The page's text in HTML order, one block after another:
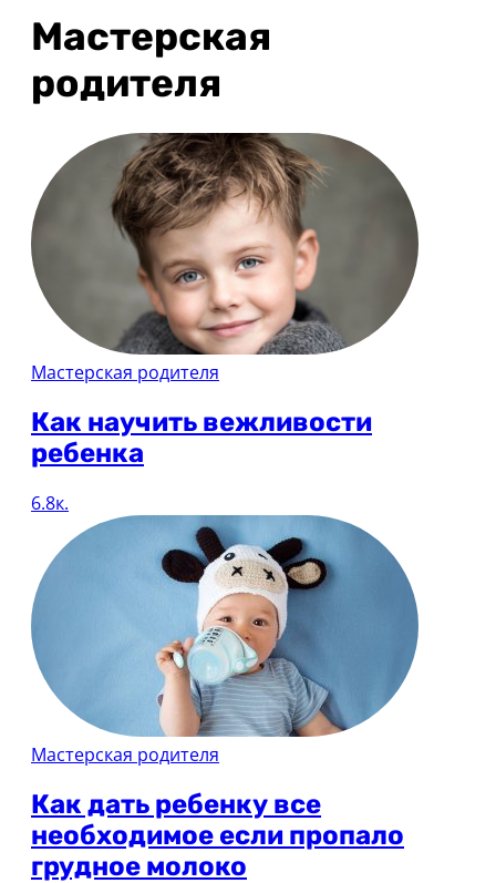
Мастерская
родителя
Мастерская родителя
Как научить вежливости
ребенка
6.8к.
Мастерская родителя
Как дать ребенку все
необходимое если пропало
грудное молоко